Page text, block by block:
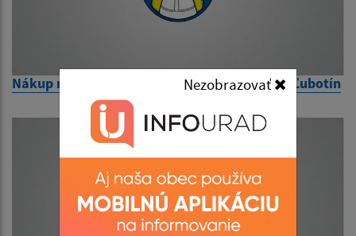
Nezobrazovať
Nákup malotraktora s príslušenstvom v obci Ľubotín